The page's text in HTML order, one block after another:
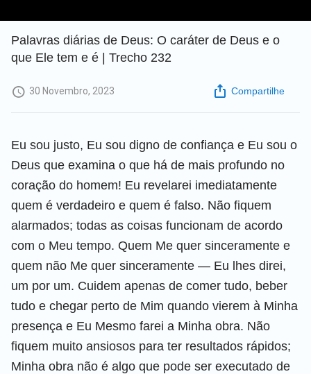
Palavras diárias de Deus: O caráter de Deus e o
que Ele tem e é | Trecho 232
30 Novembro, 2023 Compartilhe
Eu sou justo, Eu sou digno de confiança e Eu sou o
Deus que examina o que há de mais profundo no
coração do homem! Eu revelarei imediatamente
quem é verdadeiro e quem é falso. Não fiquem
alarmados; todas as coisas funcionam de acordo
com o Meu tempo. Quem Me quer sinceramente e
quem não Me quer sinceramente — Eu lhes direi,
um por um. Cuidem apenas de comer tudo, beber
tudo e chegar perto de Mim quando vierem à Minha
presença e Eu Mesmo farei a Minha obra. Não
fiquem muito ansiosos para ter resultados rápidos;
Minha obra não é algo que pode ser executado de